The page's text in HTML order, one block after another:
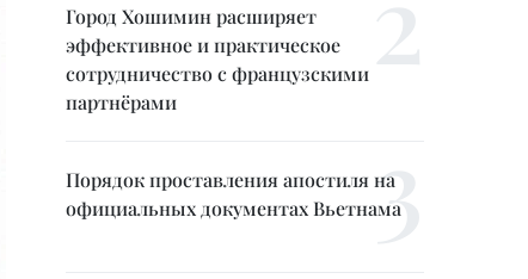
Город Хошимин расширяет
эффективное и практическое
сотрудничество с французскими
партнёрами
Порядок проставления апостиля на
официальных документах Вьетнама